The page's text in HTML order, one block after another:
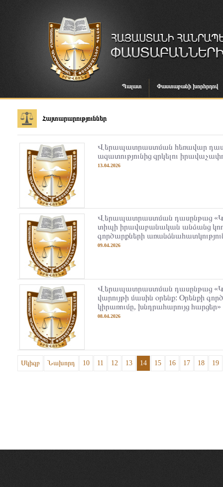
Պալատ Փաստաբանի խորհրդով
Հայտարարություններ
Վերապատրաստման հեռավար
ազատությունից զրկելու
13.04.2026
Վերապատրաստման դասընթաց
տիպի իրավաբանական անձանց
գործարքների
09.04.2026
Վերապատրաստման դասընթաց
վարույթի մասին օրենք: Օրենքի
կիրառումը, խնդրահարույց հարցեր»
08.04.2026
Սկիզբ Նախորդ 10 11 12 13 14 15 16 17 18 19